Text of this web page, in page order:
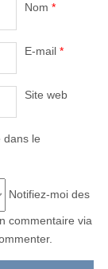
Nom *
E-mail *
Site web
dans le
Notifiez-moi des
commentaire via